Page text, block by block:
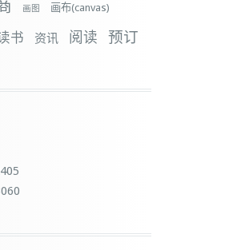
画图 画布(canvas)
书 资讯 阅读 预订